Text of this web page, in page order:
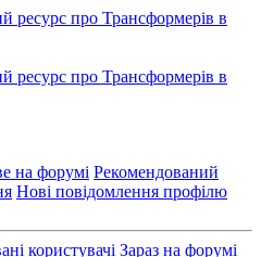
на форумі Рекомендований
Нові повідомлення профілю
користувачі Зараз на форумі